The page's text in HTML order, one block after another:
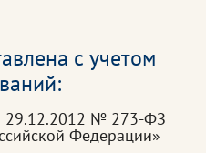
с учетом
29.12.2012 № 273-ФЗ
Федерации»